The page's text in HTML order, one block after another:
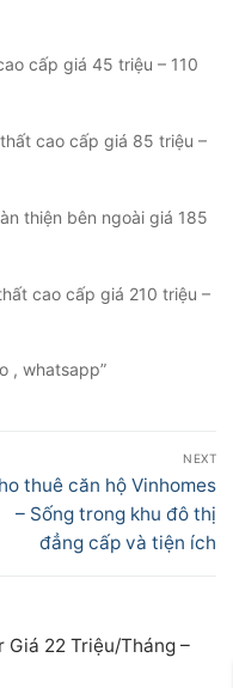
cấp giá 45 triệu – 110
cao cấp giá 85 triệu –
thiện bên ngoài giá 185
cao cấp giá 210 triệu –
, whatsapp”
NEXT
thuê căn hộ Vinhomes
– Sống trong khu đô thị
đẳng cấp và tiện ích
Giá 22 Triệu/Tháng –